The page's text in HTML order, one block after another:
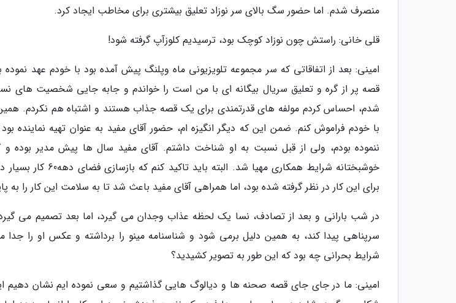
منصرف شدم. اما حضور سگ بالای سر نوزاد تعلیق بیشتری برای مخاطب ایجاد کرد.
قلی خانی: راستش چون نوزاد کوچک بود، ترسیدیم کلوزآپ گرفته شود!
امینی: بعد از اتفاقاتی که سر مجموعه تلویزیونی ماه وپلنگ پیش آمده بود با خودم عهد نموده
قصه پر از گره و تعلیق سریال بیگانه ای با من است را خواندم و جابه جایی شخصیت های
شدم، احساس کردم مولفه های قدرتمندی برای یک قصه جذاب هستند و اشتباه هم نکردم. همین
با خودم فراموش کنم. ضمن این که دیگر انگیزه ام، حضور آقای مفید به عنوان تهیه نماینده
ننموده بودم، ولی از قبل نسبت به او شناخت داشتم. آقای مفید سال ها پیش مدیر بوده و
خوشبختانه شرایط همکاری مهیا
برای این کار در نظر گرفته شده بود، اما همراهی آقای مفید باعث شد تا به سلامت این کار را به
در شب بارانی و بعد از تصادف، نسا یک لحظه عذاب وجدان می گیرد، اما بعد تصمیم می
سرپناهی پیدا کند، به همین دلیل برمی شود و شناسنامه مینو را برداشته و عکس او را
شرایط بحرانی چه بود که این طور به تصویر کشیدید؟
امینی: ما در جای جای قصه صحنه ها و دیالوگ هایی گذاشتیم و سعی نموده ایم نشان